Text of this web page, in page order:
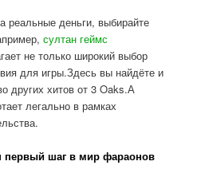
реальные деньги, выбирайте
султан геймс
не только широкий выбор
для игры.Здесь вы найдёте и
других хитов от 3 Oaks.А
легально в рамках
первый шаг в мир фараонов